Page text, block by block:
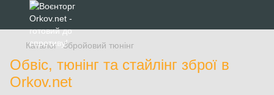
Каталог Збройовий тюнінг
Обвіс, тюнінг та стайлінг зброї в
Orkov.net